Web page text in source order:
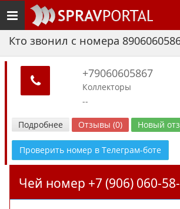
Toggle
navigation
Кто звонил с номера
+79060605867
Коллекторы
--
Подробнее Отзывы (0) Новый
Проверить номер в Телеграм-боте
Чей номер +7 (906) 060-